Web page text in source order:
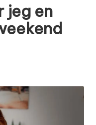
jeg en